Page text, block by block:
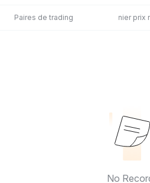
Paires de trading Dernier
No